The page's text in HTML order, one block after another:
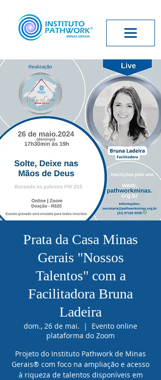
Prata da Casa Minas
Gerais "Nossos
Talentos" com a
Facilitadora Bruna
Ladeira
dom., 26 de mai.
  |
Evento online
plataforma do Zoom
Projeto do Instituto Pathwork de Minas
Gerais® com foco na ampliação e acesso
à riqueza de talentos disponíveis em